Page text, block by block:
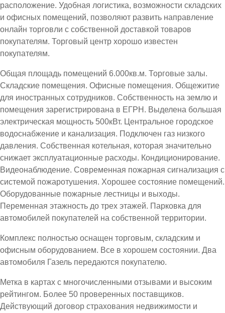
расположение. Удобная логистика, возможности складских
и офисных помещений, позволяют развить направление
онлайн торговли с собственной доставкой товаров
покупателям. Торговый центр хорошо известен
покупателям.
Общая площадь помещений 6.000кв.м. Торговые залы.
Складские помещения. Офисные помещения. Общежитие
для иностранных сотрудников. Собственность на землю и
помещения зарегистрирована в ЕГРН. Выделена большая
электрическая мощность 500кВт. Центральное городское
водоснабжение и канализация. Подключен газ низкого
давления. Собственная котельная, которая значительно
снижает эксплуатационные расходы. Кондиционирование.
Видеонаблюдение. Современная пожарная сигнализация с
системой пожаротушения. Хорошее состояние помещений.
Оборудованные пожарные лестницы и выходы.
Переменная этажность до трех этажей. Парковка для
автомобилей покупателей на собственной территории.
Комплекс полностью оснащен торговым, складским и
офисным оборудованием. Все в хорошем состоянии. Два
автомобиля Газель передаются покупателю.
Метка в картах с многочисленными отзывами и высоким
рейтингом. Более 50 проверенных поставщиков.
Действующий договор страхования недвижимости и